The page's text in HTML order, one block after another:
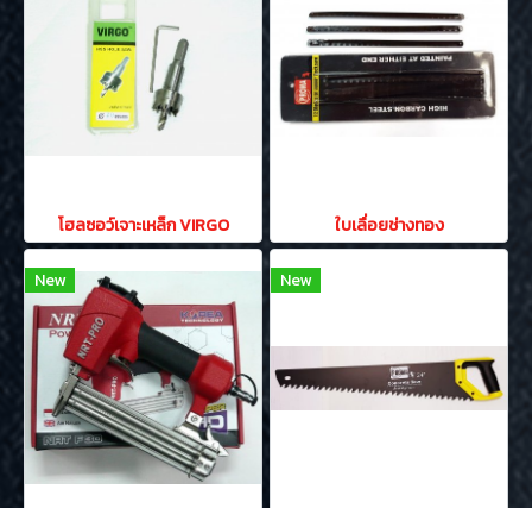
โฮลซอว์เจาะเหล็ก VIRGO ใบเลื่อยช่างทอง
New New